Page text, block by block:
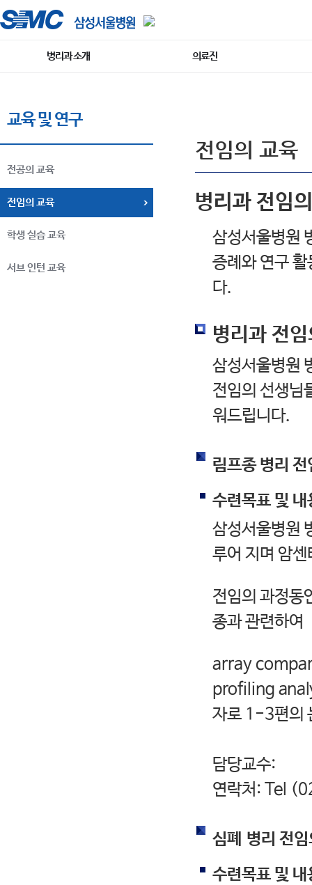
병리과 소개 의료진
교육 및 연구
전공의 교육
전임의 교육
학생 실습 교육
서브 인턴 교육
전임의 교육
병리과 전임
삼성서울병원
증례와 연구
다.
병리과 전
삼성서울병원
전임의 선생님
워드립니다.
림프종 병리
수련목표 및 내
삼성서울병원
루어 지며 암
전임의 과정동
종과 관련하여
array
profiling
자로 1-3편의
담당교수:
연락처: Tel
심폐 병리 전
수련목표 및 내